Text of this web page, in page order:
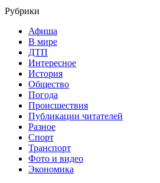
Рубрики
Афиша
В мире
ДТП
Интересное
История
Общество
Погода
Происшествия
Публикации читателей
Разное
Спорт
Транспорт
Фото и видео
Экономика